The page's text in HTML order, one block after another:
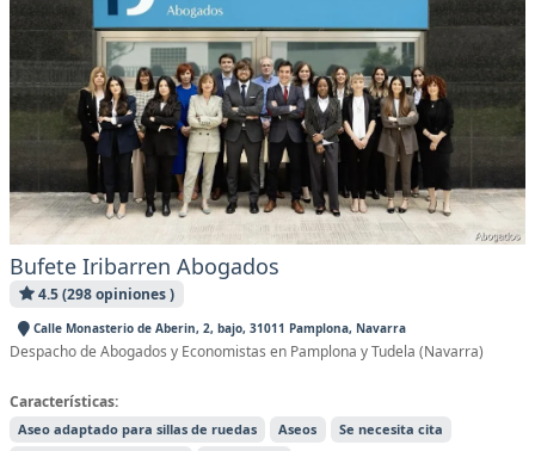
Bufete Iribarren Abogados
4.5 (298 opiniones )
Calle Monasterio de Aberin, 2, bajo, 31011 Pamplona, Navarra
Despacho de Abogados y Economistas en Pamplona y Tudela (Navarra)
Características:
Aseo adaptado para sillas de ruedas Aseos
Se necesita cita